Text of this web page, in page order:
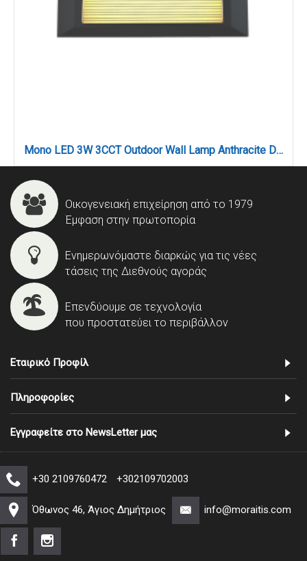
Mono LED 3W 3CCT Outdoor Wall Lamp Anthracite D:22cmx2.8cm (80201740)
Οικογενειακή επιχείρηση από το 1979
Έμφαση στην πρωτοπορία
Ενημερωνόμαστε διαρκώς για τις νέες
τάσεις της Διεθνούς αγοράς
Επενδύουμε σε τεχνολογία
που προστατεύει το περιβάλλον
Εταιρικό Προφίλ
Πληροφορίες
Εγγραφείτε στο NewsLetter μας
+30 2109760472 +302109702003
Όθωνος 46, Άγιος Δημήτριος info@moraitis.com